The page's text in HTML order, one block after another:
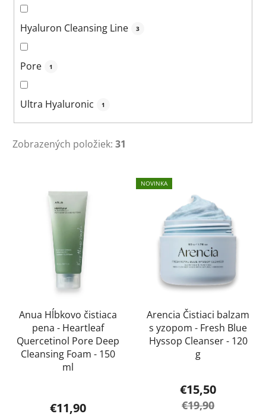
Hyaluron Cleansing Line 3
Pore 1
Ultra Hyaluronic 1
Zobrazených položiek: 31
Anua Hĺbkovo čistiaca
pena - Heartleaf
Quercetinol Pore Deep
Cleansing Foam - 150
ml
€11,90
NOVINKA
Arencia Čistiaci balzam
s yzopom - Fresh Blue
Hyssop Cleanser - 120
g
€15,50
€19,90